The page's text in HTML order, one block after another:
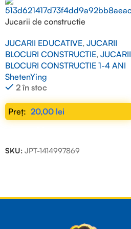
Jucarii de constructie
JUCARII EDUCATIVE, JUCARII
BLOCURI CONSTRUCTIE, JUCARII
BLOCURI CONSTRUCTIE 1-4 ANI
ShetenYing
2 în stoc
20,00 lei
SKU: JPT-1414997869